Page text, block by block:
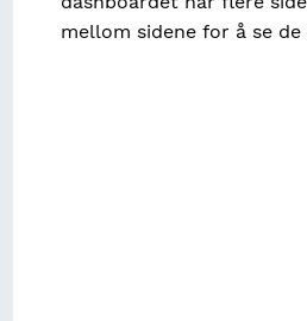
mellom sidene for å se de